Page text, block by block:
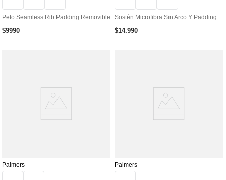
Peto Seamless Rib Padding Removible
$9990
Sostén Microfibra Sin Arco Y Padding
$14.990
Palmers Palmers